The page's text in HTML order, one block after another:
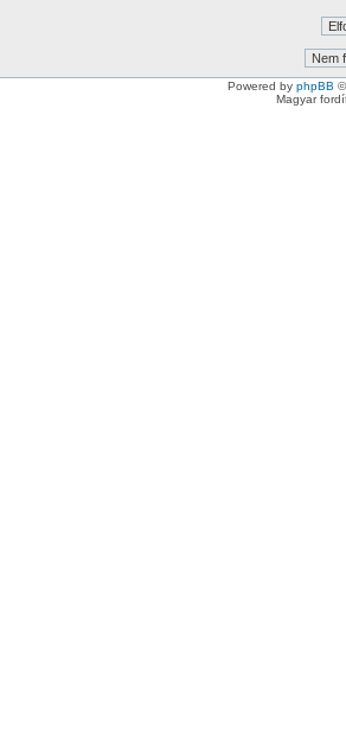
Powered by phpBB
Magyar